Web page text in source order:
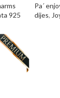
925
Pa´
dijes,